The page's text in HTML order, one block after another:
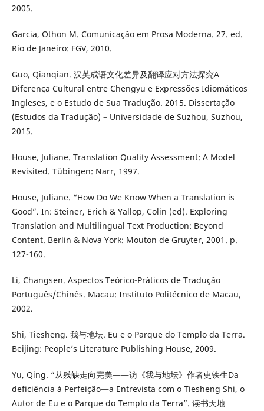
2005.
Garcia, Othon M. Comunicação em Prosa Moderna. 27. ed.
Rio de Janeiro: FGV, 2010.
Guo, Qianqian. 汉英成语文化差异及翻译应对方法探究A
Diferença Cultural entre Chengyu e Expressões Idiomáticos
Ingleses, e o Estudo de Sua Tradução. 2015. Dissertação
(Estudos da Tradução) – Universidade de Suzhou, Suzhou,
2015.
House, Juliane. Translation Quality Assessment: A Model
Revisited. Tübingen: Narr, 1997.
House, Juliane. “How Do We Know When a Translation is
Good”. In: Steiner, Erich & Yallop, Colin (ed). Exploring
Translation and Multilingual Text Production: Beyond
Content. Berlin & Nova York: Mouton de Gruyter, 2001. p.
127-160.
Li, Changsen. Aspectos Teórico-Práticos de Tradução
Português/Chinês. Macau: Instituto Politécnico de Macau,
2002.
Shi, Tiesheng. 我与地坛. Eu e o Parque do Templo da Terra.
Beijing: People’s Literature Publishing House, 2009.
Yu, Qing. “从残缺走向完美——访《我与地坛》作者史铁生Da
deficiência à Perfeição—a Entrevista com o Tiesheng Shi, o
Autor de Eu e o Parque do Templo da Terra”. 读书天地